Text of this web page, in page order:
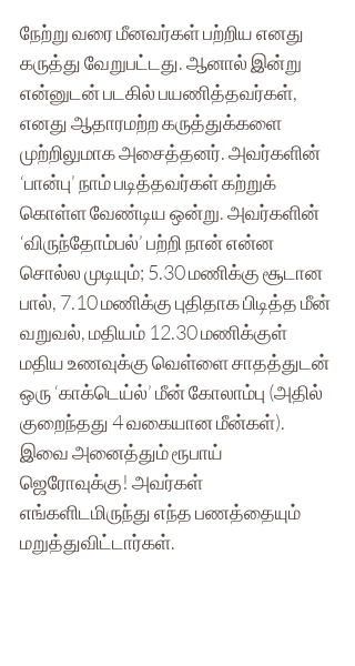
நேற்று வரை மீனவர்கள் பற்றிய எனது
கருத்து வேறுபட்டது. ஆனால் இன்று
என்னுடன் படகில் பயணித்தவர்கள்,
எனது ஆதாரமற்ற கருத்துக்களை
முற்றிலுமாக அசைத்தனர். அவர்களின்
‘பான்பு’ நாம் படித்தவர்கள் கற்றுக்
கொள்ள வேண்டிய ஒன்று. அவர்களின்
‘விருந்தோம்பல்’ பற்றி நான் என்ன
சொல்ல முடியும்; 5.30 மணிக்கு சூடான
பால், 7.10 மணிக்கு புதிதாக பிடித்த மீன்
வறுவல், மதியம் 12.30 மணிக்குள்
மதிய உணவுக்கு வெள்ளை சாதத்துடன்
ஒரு ‘காக்டெய்ல்’ மீன் கோலாம்பு (அதில்
குறைந்தது 4 வகையான மீன்கள்).
இவை அனைத்தும் ரூபாய்
ஜெரோவுக்கு! அவர்கள்
எங்களிடமிருந்து எந்த பணத்தையும்
மறுத்துவிட்டார்கள்.